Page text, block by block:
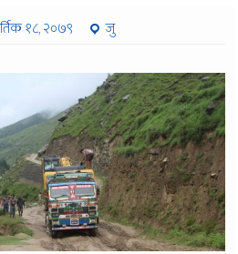
१८, २०७९
जु